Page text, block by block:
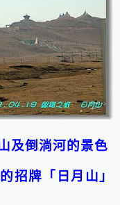
及倒淌河的景色
招牌「日月山」